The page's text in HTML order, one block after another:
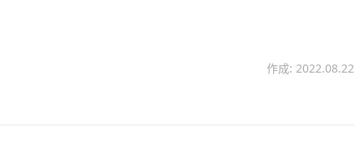
作成: 2022.08.22